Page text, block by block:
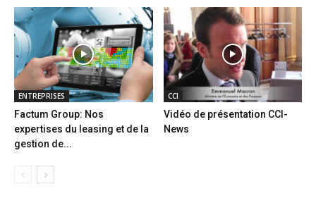
ENTREPRISES
Factum Group: Nos
expertises du leasing et de la
gestion de...
CCI
Vidéo de présentation CCI-
News